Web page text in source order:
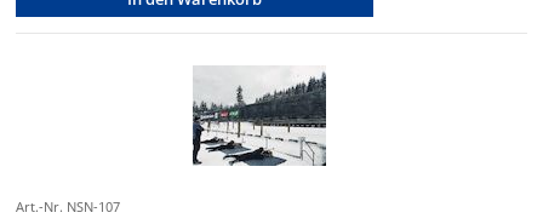
Art.-Nr. NSN-107